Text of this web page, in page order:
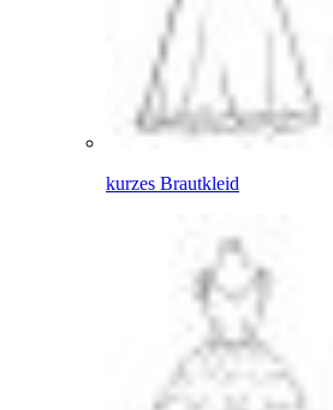
kurzes Brautkleid